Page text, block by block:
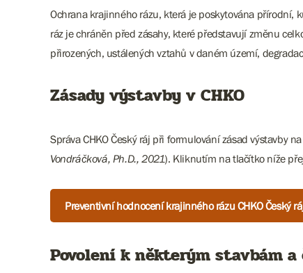
Ochrana krajinného rázu, která je poskytována
ráz je chráněn před zásahy, které představují změnu
přirozených, ustálených vztahů v daném území,
Zásady výstavby v CHKO
Správa CHKO Český ráj při formulování zásad výstavby
Vondráčková, Ph.D., 2021). Kliknutím na tlačítko níže
Preventivní hodnocení krajinného rázu CHKO Český
Povolení k některým stavbám